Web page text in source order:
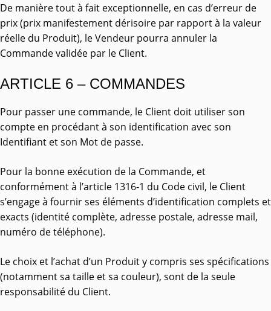
De manière tout à fait exceptionnelle, en cas d’erreur de
prix (prix manifestement dérisoire par rapport à la valeur
réelle du Produit), le Vendeur pourra annuler la
Commande validée par le Client.
ARTICLE 6 – COMMANDES
Pour passer une commande, le Client doit utiliser son
compte en procédant à son identification avec son
Identifiant et son Mot de passe.
Pour la bonne exécution de la Commande, et
conformément à l’article 1316-1 du Code civil, le Client
s’engage à fournir ses éléments d’identification complets et
exacts (identité complète, adresse postale, adresse mail,
numéro de téléphone).
Le choix et l’achat d’un Produit y compris ses spécifications
(notamment sa taille et sa couleur), sont de la seule
responsabilité du Client.